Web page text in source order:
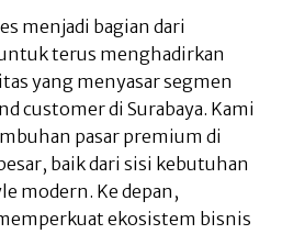
menjadi bagian dari
terus menghadirkan
yang menyasar segmen
customer di Surabaya. Kami
pasar premium di
baik dari sisi kebutuhan
modern. Ke depan,
ekosistem bisnis